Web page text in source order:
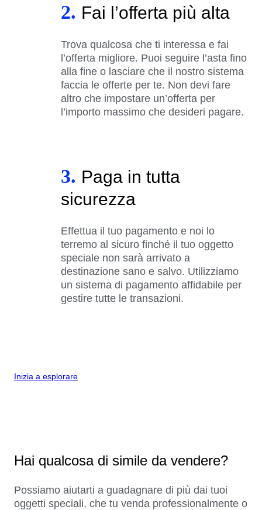
2. Fai l’offerta più alta
Trova qualcosa che ti interessa e fai
l’offerta migliore. Puoi seguire l’asta fino
alla fine o lasciare che il nostro sistema
faccia le offerte per te. Non devi fare
altro che impostare un’offerta per
l’importo massimo che desideri pagare.
3. Paga in tutta
sicurezza
Effettua il tuo pagamento e noi lo
terremo al sicuro finché il tuo oggetto
speciale non sarà arrivato a
destinazione sano e salvo. Utilizziamo
un sistema di pagamento affidabile per
gestire tutte le transazioni.
Inizia a esplorare
Hai qualcosa di simile da vendere?
Possiamo aiutarti a guadagnare di più dai tuoi
oggetti speciali, che tu venda professionalmente o